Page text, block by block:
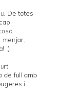
De totes
;)
i
de full amb
i